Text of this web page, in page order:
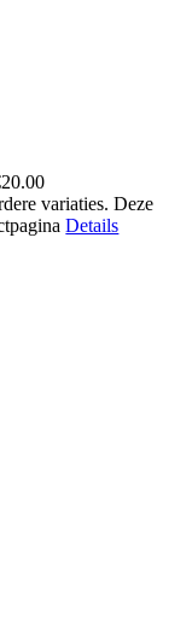
variaties. Deze
Details